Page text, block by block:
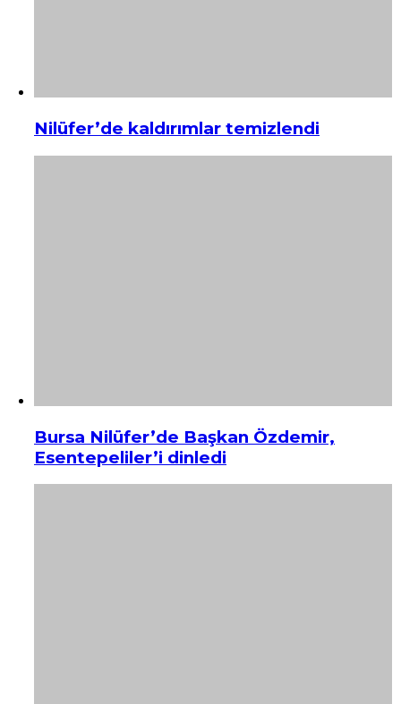
Nilüfer’de kaldırımlar temizlendi
Bursa Nilüfer’de Başkan Özdemir,
Esentepeliler’i dinledi